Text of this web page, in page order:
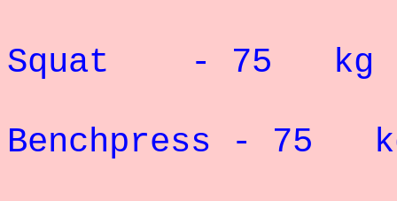
Squat - 75 kg
Benchpress - 75